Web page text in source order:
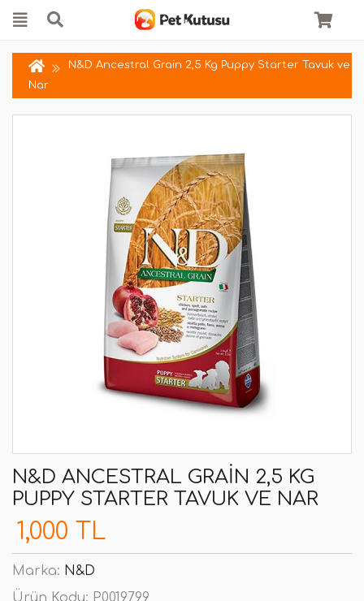
N&D Ancestral Grain 2,5 Kg Puppy Starter Tavuk ve
Nar
N&D ANCESTRAL GRAIN 2,5 KG
PUPPY STARTER TAVUK VE NAR
1,000 TL
Marka: N&D
Ürün Kodu: P0019799